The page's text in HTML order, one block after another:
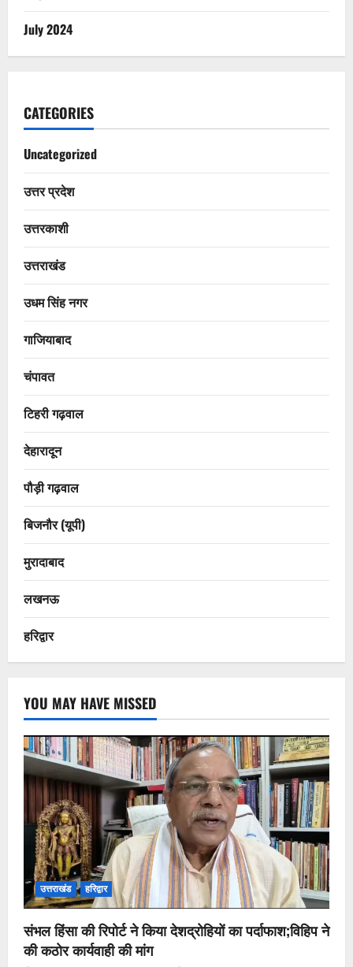
July 2024
CATEGORIES
Uncategorized
उत्तर प्रदेश
उत्तरकाशी
उत्तराखंड
उधम सिंह नगर
गाजियाबाद
चंपावत
टिहरी गढ़वाल
देहारादून
पौड़ी गढ़वाल
बिजनौर (यूपी)
मुरादाबाद
लखनऊ
हरिद्वार
YOU MAY HAVE MISSED
उत्तराखंड हरिद्वार
संभल हिंसा की रिपोर्ट ने किया देशद्रोहियों का पर्दाफाश;विहिप ने
की कठोर कार्यवाही की मांग